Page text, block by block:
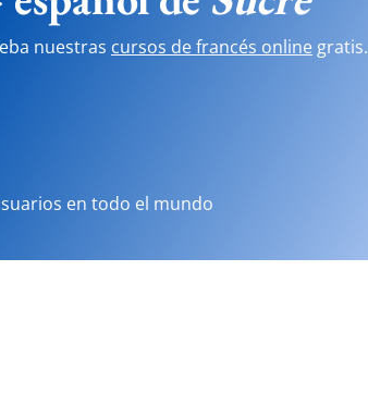
nuestras cursos de francés online gratis.
en todo el mundo